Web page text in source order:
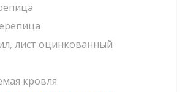
лист оцинкованный
кровля